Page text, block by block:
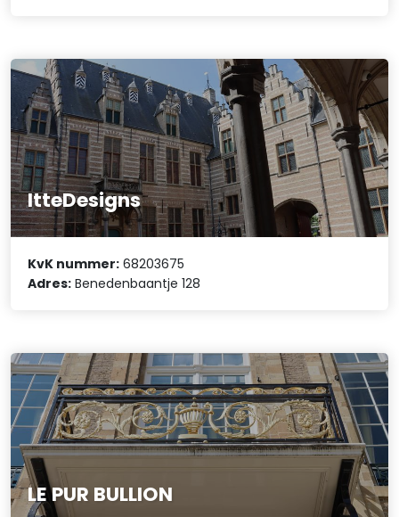
ItteDesigns
KvK nummer: 68203675
Adres: Benedenbaantje 128
LE PUR BULLION